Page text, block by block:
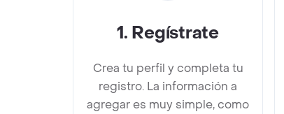
1. Regístrate
Crea tu perfil y completa tu
registro. La información a
agregar es muy simple, como